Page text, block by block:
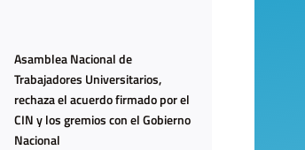
Asamblea Nacional de
Trabajadores Universitarios,
rechaza el acuerdo firmado por el
CIN y los gremios con el Gobierno
Nacional